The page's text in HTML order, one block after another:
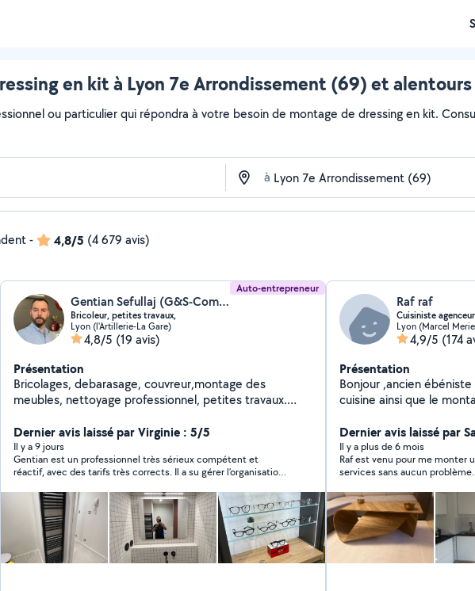
en kit à Lyon 7e Arrondissement (69) et alentours
ou particulier qui répondra à votre besoin de montage de dressing en kit.
à
- 4,8/5 (4 679 avis)
Auto-entrepreneur
Gentian Sefullaj (G&S-Compagny)
Bricoleur, petites travaux,
Lyon (l'Artillerie-La Gare)
4,8/5 (19 avis)
Présentation
Bricolages, debarasage, couvreur,montage des
meubles, nettoyage professionnel, petites travaux.
Dernier avis laissé par Virginie : 5/5
Il y a 9 jours
Gentian est un professionnel très sérieux compétent et
réactif, avec des tarifs très corrects. Il a su gérer l’organisation
du détecteur de fumée. Je referai appel à ses services.
Raf raf
Cuisiniste
Lyon (Marcel
4,9/5 (174
Présentation
Bonjour ,ancien
cuisine ainsi que le
montage de meubles
photos sont mes
photos prise par Google
du jour au lendemain
d'expérience . PS: je ne
cuisines mal posées ou
Dernier avis laissé par
Il y a plus de 6 mois
Raf est venu pour me monter
services sans aucun